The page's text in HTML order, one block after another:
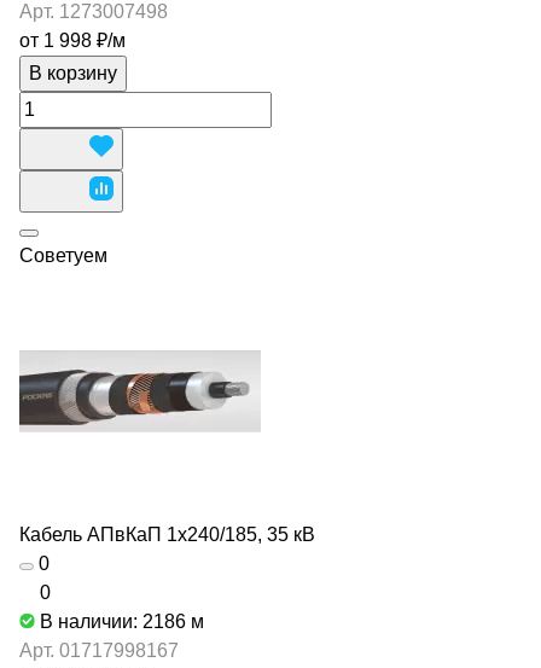
Арт. 1273007498
от 1 998 ₽/м
В корзину
Советуем
Кабель АПвКаП 1х240/185, 35 кВ
0
0
В наличии: 2186 м
Арт. 01717998167